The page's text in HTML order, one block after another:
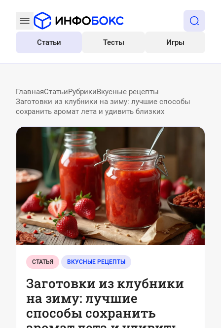
Все
Статьи Тесты Игры
ГлавнаяСтатьиРубрикиВкусные рецепты
Заготовки из клубники на зиму: лучшие способы
сохранить аромат лета и удивить близких
СТАТЬЯ ВКУСНЫЕ РЕЦЕПТЫ
Заготовки из клубники
на зиму: лучшие
способы сохранить